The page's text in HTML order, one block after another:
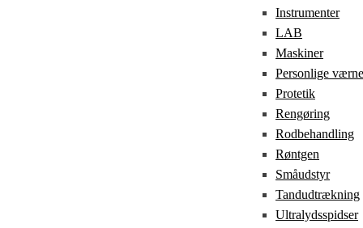
Instrumenter
LAB
Maskiner
Personlige
Protetik
Rengøring
Rodbehandling
Røntgen
Småudstyr
Tandudtrækning
Ultralydsspidser